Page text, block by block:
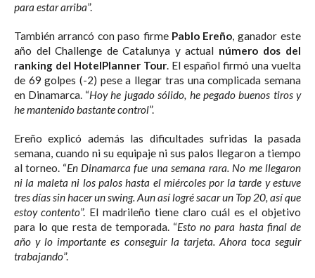
para estar arriba”.
También arrancó con paso firme Pablo Ereño, ganador este
año del Challenge de Catalunya y actual número dos del
ranking del HotelPlanner Tour. El español firmó una vuelta
de 69 golpes (-2) pese a llegar tras una complicada semana
en Dinamarca. “Hoy he jugado sólido, he pegado buenos tiros y
he mantenido bastante control”.
Ereño explicó además las dificultades sufridas la pasada
semana, cuando ni su equipaje ni sus palos llegaron a tiempo
al torneo. “En Dinamarca fue una semana rara. No me llegaron
ni la maleta ni los palos hasta el miércoles por la tarde y estuve
tres días sin hacer un swing. Aun así logré sacar un Top 20, así que
estoy contento”. El madrileño tiene claro cuál es el objetivo
para lo que resta de temporada. “Esto no para hasta final de
año y lo importante es conseguir la tarjeta. Ahora toca seguir
trabajando”.